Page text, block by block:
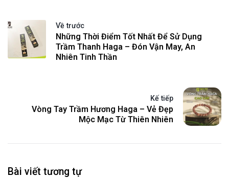
Về trước
Những Thời Điểm Tốt Nhất Để Sử Dụng
Trầm Thanh Haga – Đón Vận May, An
Nhiên Tinh Thần
Kế tiếp
Vòng Tay Trầm Hương Haga – Vẻ Đẹp
Mộc Mạc Từ Thiên Nhiên
Bài viết tương tự